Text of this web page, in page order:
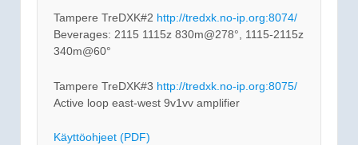
Tampere TreDXK#2 http://tredxk.no-ip.org:8074/
Beverages: 2115 1115z 830m@278°, 1115-2115z
340m@60°
Tampere TreDXK#3 http://tredxk.no-ip.org:8075/
Active loop east-west 9v1vv amplifier
Käyttöohjeet (PDF)